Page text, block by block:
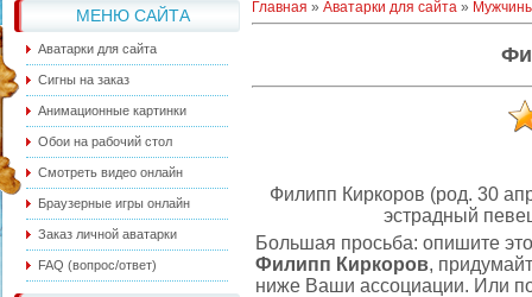
МЕНЮ САЙТА
Аватарки для сайта
Сигны на заказ
Анимационные картинки
Обои на рабочий стол
Смотреть видео онлайн
Браузерные игры онлайн
Заказ личной аватарки
FAQ (вопрос/ответ)
Главная » Аватарки для сайта »
Филипп Киркоров (род. 30
эстрадный
Большая просьба: опишите
Филипп Киркоров,
ниже Ваши ассоциации. Или